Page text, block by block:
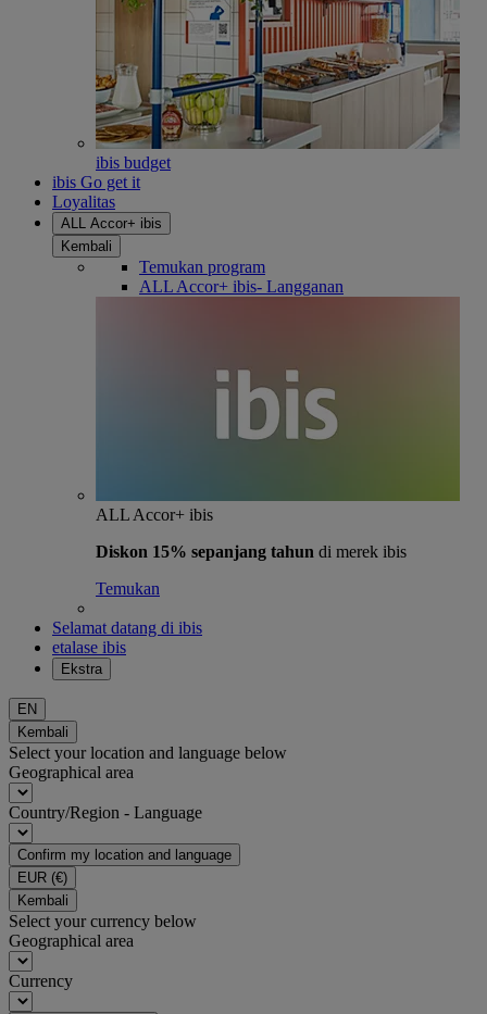
ibis budget
ibis Go get it
Loyalitas
ALL Accor+ ibis
Kembali
Temukan program
ALL Accor+ ibis- Langganan
ALL Accor+ ibis
Diskon 15% sepanjang tahun di merek ibis
Temukan
Selamat datang di ibis
etalase ibis
Ekstra
EN
Kembali
Select your location and language below
Geographical area
Country/Region - Language
Confirm my location and language
EUR (€)
Kembali
Select your currency below
Geographical area
Currency